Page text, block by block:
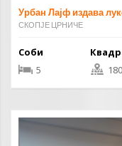
Урбан Лајф издава
СКОПЈЕ ЦРНИЧЕ
Соби
5
180